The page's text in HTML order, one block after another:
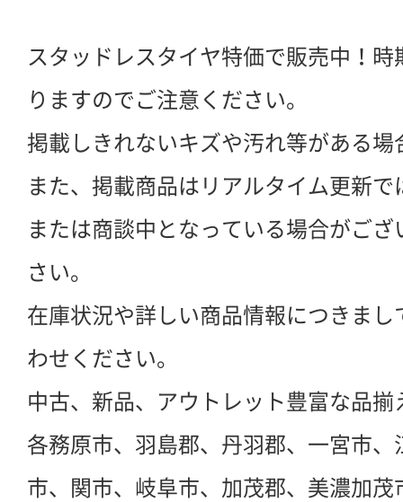
スタッドレスタイヤ特価で販売中！
りますのでご注意ください。
掲載しきれないキズや汚れ等がある場
また、掲載商品はリアルタイム更新
または商談中となっている場合がご
さい。
在庫状況や詳しい商品情報につきま
わせください。
中古、新品、アウトレット豊富な品揃
各務原市、羽島郡、丹羽郡、一宮市
市、関市、岐阜市、加茂郡、美濃加茂